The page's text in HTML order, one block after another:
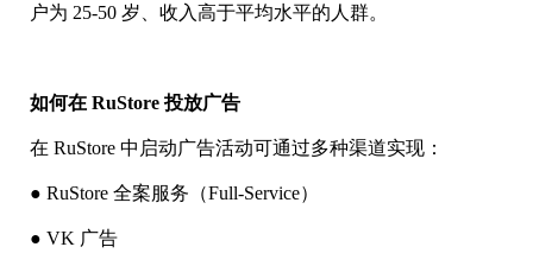
户为 25-50 岁、收入高于平均水平的人群。
如何在 RuStore 投放广告
在 RuStore 中启动广告活动可通过多种渠道实现：
● RuStore 全案服务（Full-Service）
● VK 广告